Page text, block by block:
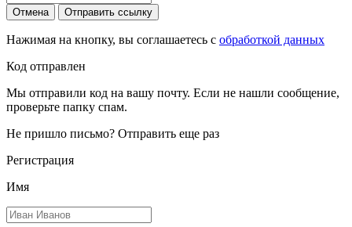
Отмена Отправить ссылку
Нажимая на кнопку, вы соглашаетесь с обработкой данных
Код отправлен
Мы отправили код на вашу почту. Если не нашли сообщение,
проверьте папку спам.
Не пришло письмо? Отправить еще раз
Регистрация
Имя